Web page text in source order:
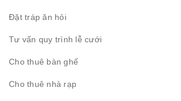
Đặt tráp ăn hỏi
Tư vấn quy trình lễ cưới
Cho thuê bàn ghế
Cho thuê nhà rạp